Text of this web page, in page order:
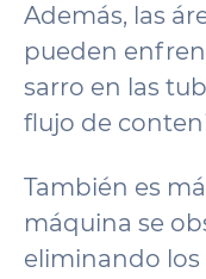
Además, las
pueden
sarro en las
flujo de
También es
máquina se
eliminando